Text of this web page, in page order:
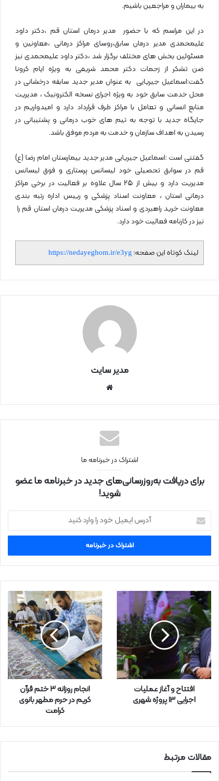
به بیماران و مراجعین باشیم.
در این مراسم که با حضور مدیر درمان استان قم ،دکتر داود
علیمحمدی مدیر درمان سابق،روسای مراکز درمانی ،معاونین و
مسئولین بخش های مختلف برگزار شد ،دکتر داود علیمحمدی نیز
ضن تشکر از زحمات دکتر محمد شریفی به ویژه ایام کرونا
گفت:اسماعیل جیریایی به عنوان مدیر جدید سابقه درخشانی در
محل خدمت سابق خود به ویژه اجرای نسخه الکترونیک ، مدیریت
منابع انسانی و تعامل با مراکز طرف قرارداد دارد و امیدواریم در
جایگاه جدید با توجه به تیم های خوب درمانی و پشتیبانی در
رسیدن به اهداف سازمان و خدمت به مردم موفق باشد.
گفتنی است :اسماعیل جیریایی مدیر جدید بیمارستان امام رضا (ع)
قم در سوابق تحصیلی خود لیسانس پرستاری و فوق لیسانس
مدیریت دارد و بیش از 25 سال علاوه بر فعالیت در برخی مراکز
درمانی استان ، معاونت اسناد پزشکی و رییس اداره رتبه بندی
معاونت خرید راهبردی و اسناد پزشکی مدیریت درمان استان قم را
نیز در کارنامه فعالیت خود دارد.
لینک کوتاه این صفحه: https://nedayeghom.ir/e3yg
مدیر سایت
نتی
اشتراک در خبرنامه ما
برای دریافت به‌روزرسانی‌های جدید در خبرنامه ما عضو
شوید!
ر
ا
ی
ل
خ
و
د
ا
و
ا
ر
افتتاح و آغاز عملیات
اجرایی 13 پروژه شهری
انجام روزانه ۳ ختم قرآن
کریم در حرم مطهر بانوی
کرامت
مقالات مرتبط